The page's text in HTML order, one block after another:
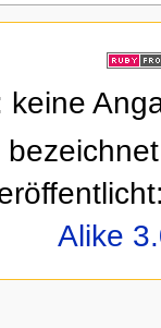
keine
Alike